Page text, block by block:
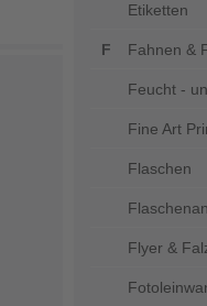
Etiketten
Fahnen &
Feucht -
Fine Art
Flaschen
Flyer &